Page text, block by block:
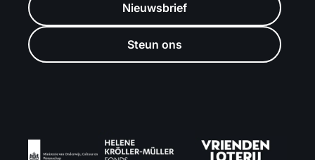
Nieuwsbrief
Steun ons